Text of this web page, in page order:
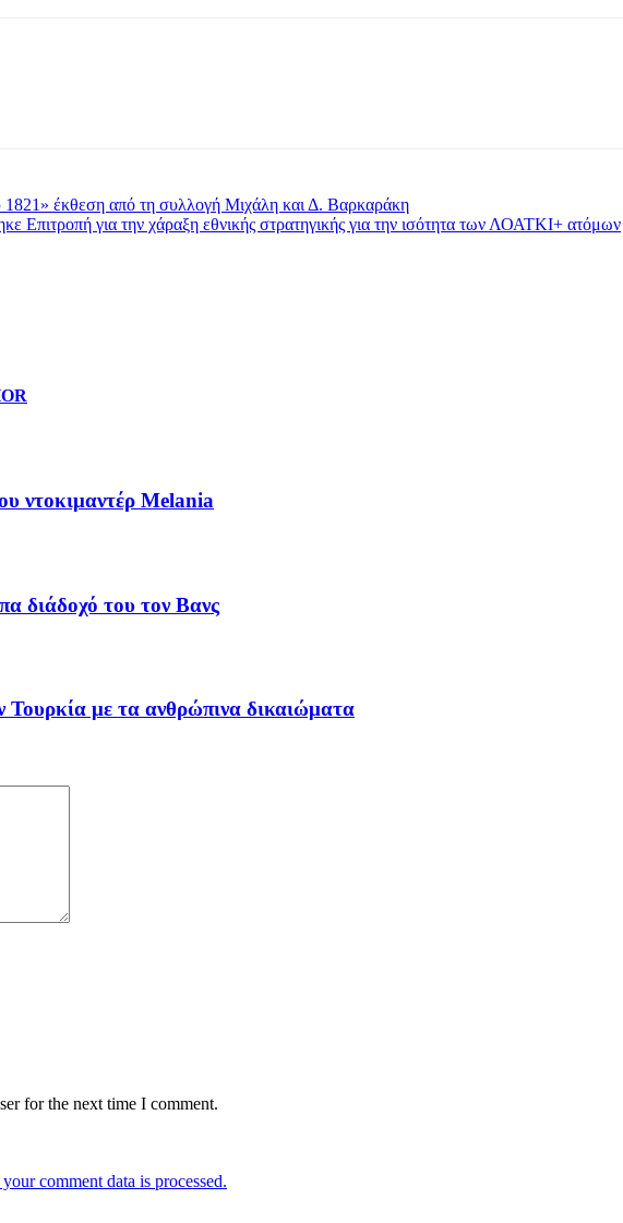
έκθεση από τη συλλογή Μιχάλη και Δ. Βαρκαράκη
για την χάραξη εθνικής στρατηγικής για την ισότητα των ΛΟΑΤΚΙ+ ατόμων
ντοκιμαντέρ Melania
διάδοχό του τον Βανς
Τουρκία με τα ανθρώπινα δικαιώματα
for the next time I comment.
comment data is processed.